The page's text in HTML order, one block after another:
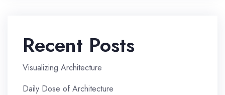
Recent Posts
Visualizing Architecture
Daily Dose of Architecture